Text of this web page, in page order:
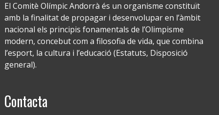
El Comitè Olímpic Andorrà és un organisme constituït
amb la finalitat de propagar i desenvolupar en l’àmbit
nacional els principis fonamentals de l’Olimpisme
modern, concebut com a filosofia de vida, que combina
l’esport, la cultura i l’educació (Estatuts, Disposició
general).
Contacta